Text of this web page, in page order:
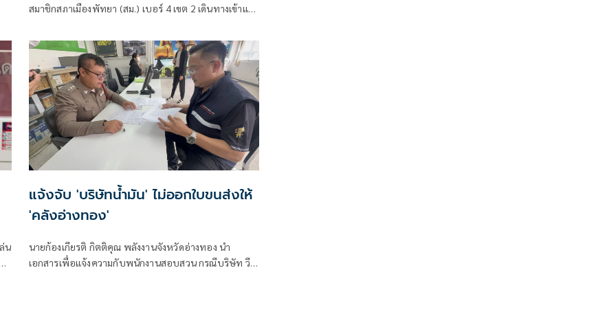
สมาชิกสภาเมืองพัทยา (สม.) เบอร์ 4 เขต 2 เดินทางเข้าแจ้ง
น
แจ้งจับ 'บริษัทน้ำมัน' ไม่ออกใบขนส่งให้
'คลังอ่างทอง'
นายก้องเกียรติ กิตติคุณ พลังงานจังหวัดอ่างทอง นำ
เอกสารเพื่อแจ้งความกับพนักงานสอบสวน กรณีบริษัท วี